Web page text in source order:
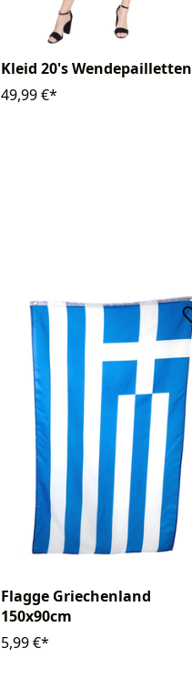
Kleid 20's Wendepailletten
49,99 €*
Flagge Griechenland
150x90cm
5,99 €*